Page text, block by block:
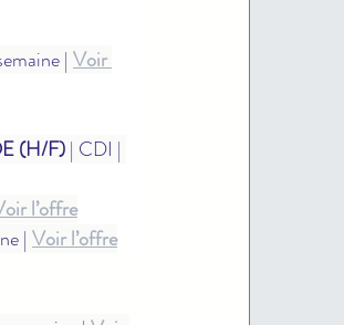
| Voir
(H/F) | CDI |
l’offre
| Voir l’offre